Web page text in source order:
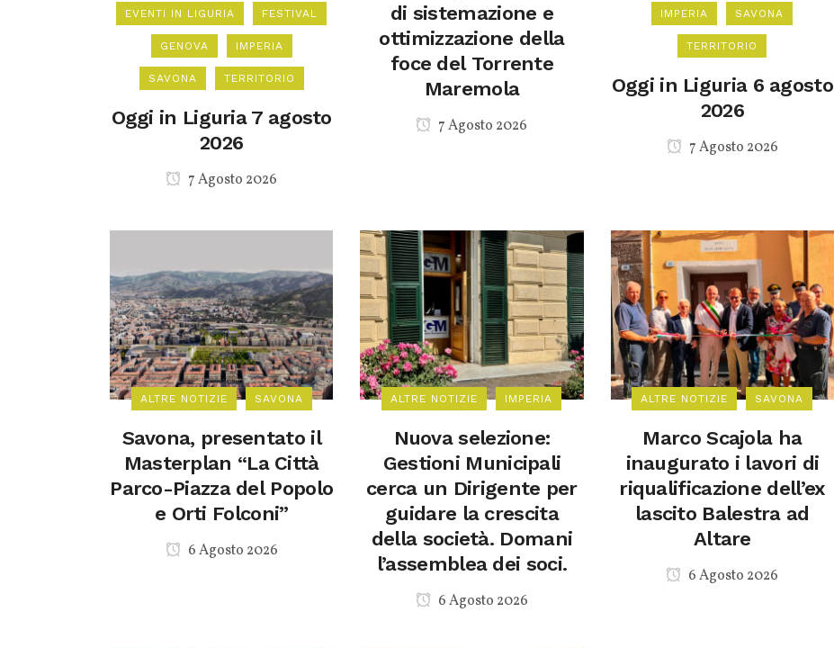
EVENTI IN LIGURIA FESTIVAL
GENOVA IMPERIA
SAVONA TERRITORIO
Oggi in Liguria 7 agosto
2026
7 Agosto 2026
di sistemazione e
ottimizzazione della
foce del Torrente
Maremola
7 Agosto 2026
IMPERIA SAVONA
TERRITORIO
Oggi in Liguria 6 agosto
2026
7 Agosto 2026
ALTRE NOTIZIE SAVONA
Savona, presentato il
Masterplan “La Città
Parco-Piazza del Popolo
e Orti Folconi”
6 Agosto 2026
ALTRE NOTIZIE IMPERIA
Nuova selezione:
Gestioni Municipali
cerca un Dirigente per
guidare la crescita
della società. Domani
l’assemblea dei soci.
6 Agosto 2026
ALTRE NOTIZIE SAVONA
Marco Scajola ha
inaugurato i lavori di
riqualificazione dell’ex
lascito Balestra ad
Altare
6 Agosto 2026